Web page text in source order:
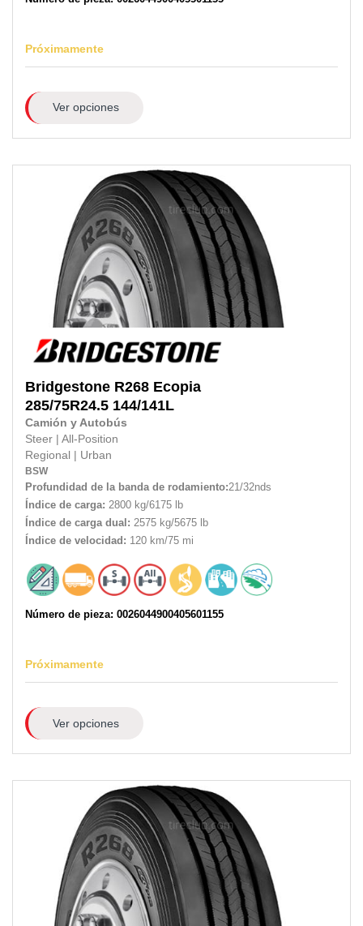
Próximamente
Ver opciones
Bridgestone R268 Ecopia
285/75R24.5 144/141L
Camión y Autobús
Steer
All-Position
Regional
Urban
BSW
Profundidad de la banda de rodamiento:21/32nds
Índice de carga: 2800 kg/6175 lb
Índice de carga dual: 2575 kg/5675 lb
Índice de velocidad: 120 km/75 mi
Número de pieza: 0026044900405601155
Próximamente
Ver opciones